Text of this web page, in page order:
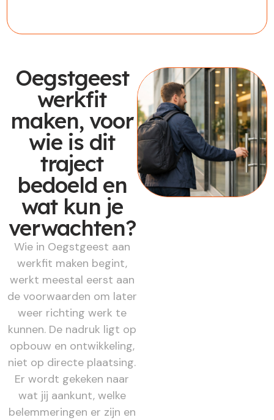
Oegstgeest
werkfit
maken, voor
wie is dit
traject
bedoeld en
wat kun je
verwachten?
Wie in Oegstgeest aan
werkfit maken begint,
werkt meestal eerst aan
de voorwaarden om later
weer richting werk te
kunnen. De nadruk ligt op
opbouw en ontwikkeling,
niet op directe plaatsing.
Er wordt gekeken naar
wat jij aankunt, welke
belemmeringen er zijn en